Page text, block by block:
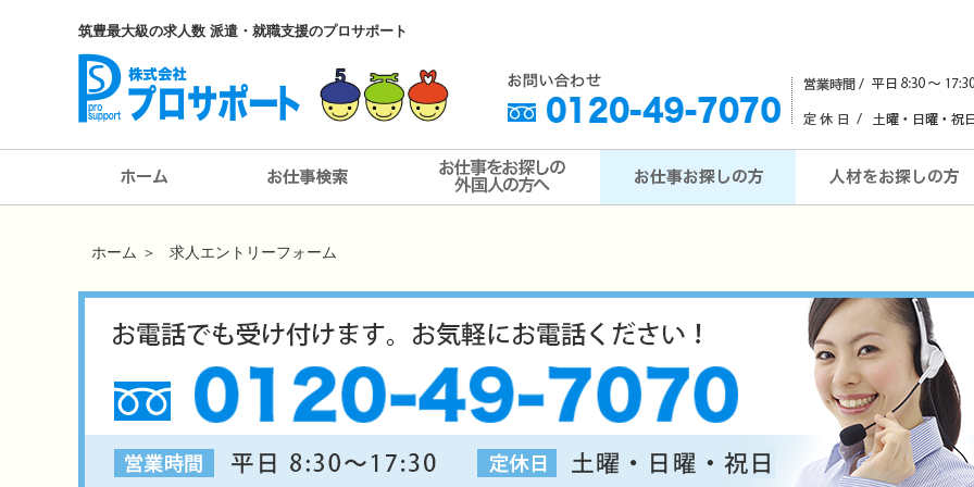
筑豊最大級の求人数 派遣・就職支援のプロサポート
ホーム ＞ 求人エントリーフォーム